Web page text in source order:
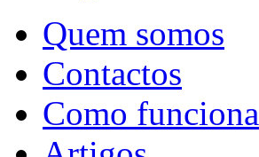
Quem somos
Contactos
Como funciona